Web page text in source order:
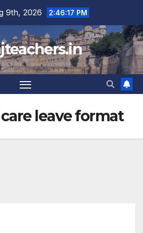
9th, 2026 2:46:17 PM
leave format